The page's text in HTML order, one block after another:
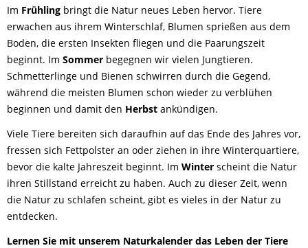
Im Frühling bringt die Natur neues Leben hervor. Tiere
erwachen aus ihrem Winterschlaf, Blumen sprießen aus dem
Boden, die ersten Insekten fliegen und die Paarungszeit
beginnt. Im Sommer begegnen wir vielen Jungtieren.
Schmetterlinge und Bienen schwirren durch die Gegend,
während die meisten Blumen schon wieder zu verblühen
beginnen und damit den Herbst ankündigen.
Viele Tiere bereiten sich daraufhin auf das Ende des Jahres vor,
fressen sich Fettpolster an oder ziehen in ihre Winterquartiere,
bevor die kalte Jahreszeit beginnt. Im Winter scheint die Natur
ihren Stillstand erreicht zu haben. Auch zu dieser Zeit, wenn
die Natur zu schlafen scheint, gibt es vieles in der Natur zu
entdecken.
Lernen Sie mit unserem Naturkalender das Leben der Tiere